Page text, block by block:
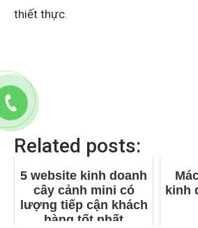
thiết thực.
Related posts:
5 website kinh doanh
cây cảnh mini có
lượng tiếp cận khách
hàng tốt nhất
kinh